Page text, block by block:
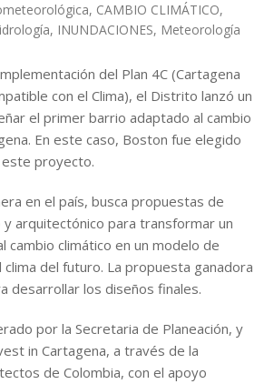
, CAMBIO CLIMÁTICO,
, INUNDACIONES, Meteorología
del Plan 4C (Cartagena
con el Clima), el Distrito lanzó un
el primer barrio adaptado al cambio
En este caso, Boston fue elegido
proyecto.
en el país, busca propuestas de
arquitectónico para transformar un
cambio climático en un modelo de
del futuro. La propuesta ganadora
desarrollar los diseños finales.
por la Secretaria de Planeación, y
in Cartagena, a través de la
de Colombia, con el apoyo